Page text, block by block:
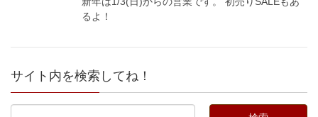
るよ！
サイト内を検索してね！